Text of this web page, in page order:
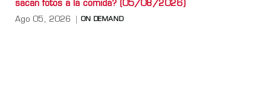
sacan fotos a la comida? (05/08/2026)
Ago 05, 2026 ON DEMAND